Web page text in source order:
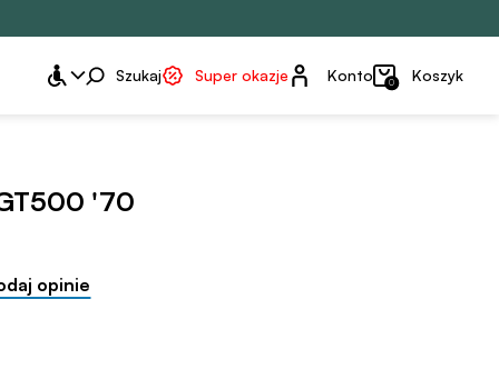
Szukaj Super okazje Konto
Konto 0 Koszyk
'70
opinie